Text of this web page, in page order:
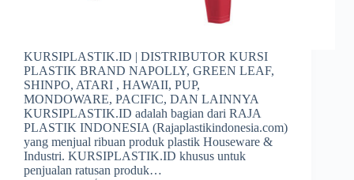
KURSIPLASTIK.ID | DISTRIBUTOR KURSI
PLASTIK BRAND NAPOLLY, GREEN LEAF,
SHINPO, ATARI , HAWAII, PUP,
MONDOWARE, PACIFIC, DAN LAINNYA
KURSIPLASTIK.ID adalah bagian dari RAJA
PLASTIK INDONESIA (Rajaplastikindonesia.com)
yang menjual ribuan produk plastik Houseware &
Industri. KURSIPLASTIK.ID khusus untuk
penjualan ratusan produk…